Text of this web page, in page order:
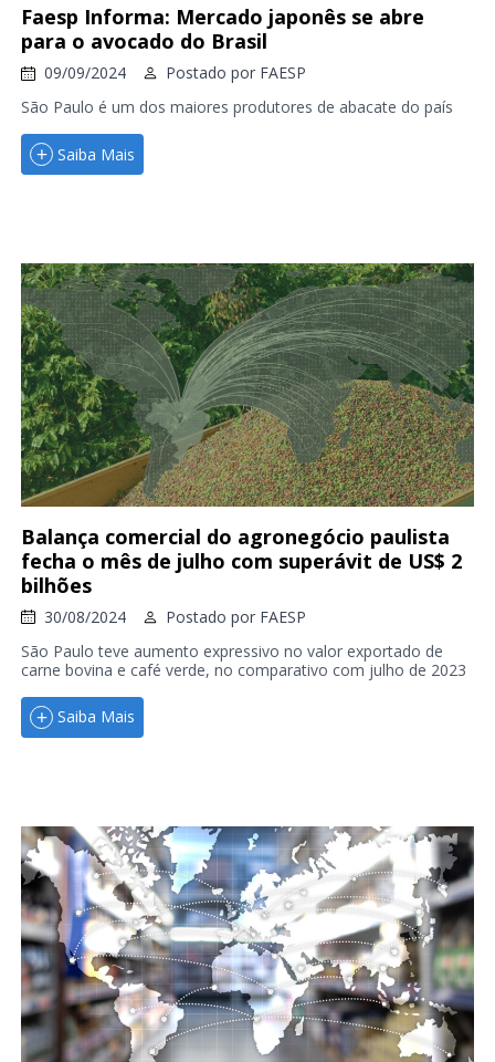
Faesp Informa: Mercado japonês se abre
para o avocado do Brasil
09/09/2024 Postado por FAESP
São Paulo é um dos maiores produtores de abacate do país
Saiba Mais
Balança comercial do agronegócio paulista
fecha o mês de julho com superávit de US$ 2
bilhões
30/08/2024 Postado por FAESP
São Paulo teve aumento expressivo no valor exportado de
carne bovina e café verde, no comparativo com julho de 2023
Saiba Mais